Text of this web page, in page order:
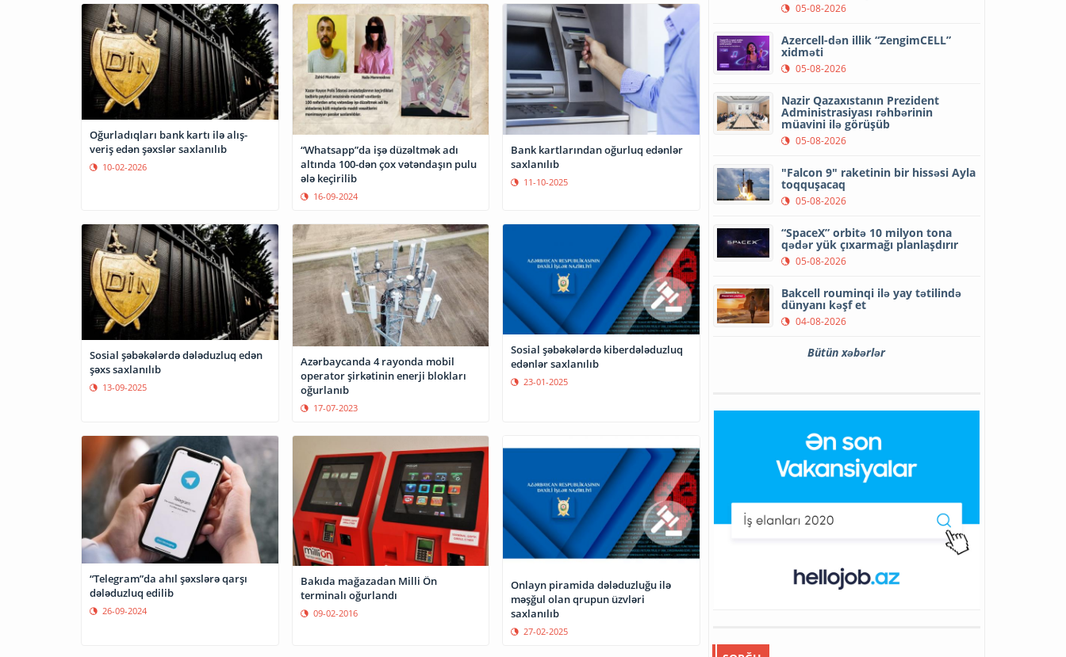
Oğurladıqları bank kartı ilə alış-
veriş edən şəxslər saxlanılıb
10-02-2026
“Whatsapp”da işə düzəltmək adı
altında 100-dən çox vətəndaşın pulu
ələ keçirilib
16-09-2024
Bank kartlarından oğurluq edənlər
saxlanılıb
11-10-2025
Sosial şəbəkələrdə dələduzluq edən
şəxs saxlanılıb
13-09-2025
Azərbaycanda 4 rayonda mobil
operator şirkətinin enerji blokları
oğurlanıb
17-07-2023
Sosial şəbəkələrdə kiberdələduzluq
edənlər saxlanılıb
23-01-2025
“Telegram”da ahıl şəxslərə qarşı
dələduzluq edilib
26-09-2024
Bakıda mağazadan Milli Ön
terminalı oğurlandı
09-02-2016
Onlayn piramida dələduzluğu ilə
məşğul olan qrupun üzvləri
saxlanılıb
27-02-2025
05-08-2026
Azercell-dən illik “ZengimCELL”
xidməti
05-08-2026
Nazir Qazaxıstanın Prezident
Administrasiyası rəhbərinin
müavini ilə görüşüb
05-08-2026
"Falcon 9" raketinin bir hissəsi Ayla
toqquşacaq
05-08-2026
“SpaceX” orbitə 10 milyon tona
qədər yük çıxarmağı planlaşdırır
05-08-2026
Bakcell rouminqi ilə yay tətilində
dünyanı kəşf et
04-08-2026
Bütün xəbərlər